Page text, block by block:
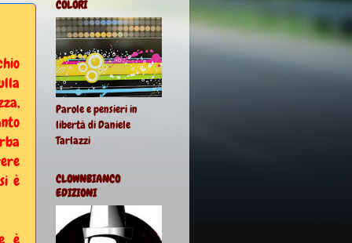
è
è
COLORI
Parole e pensieri in
libertà di Daniele
Tarlazzi
CLOWNBIANCO
EDIZIONI